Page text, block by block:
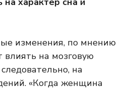
изменения, по мнению
влиять на мозговую
на
«Когда женщина